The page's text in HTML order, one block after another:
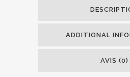
ADDITIONAL
AVIS (0)